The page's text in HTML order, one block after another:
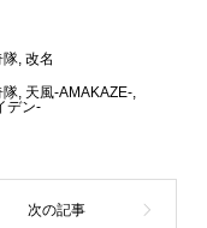
隊, 改名
隊, 天風-AMAKAZE-,
デン-